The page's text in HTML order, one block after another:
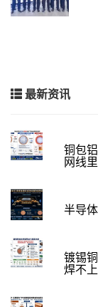
最新资讯
铜包
网线
半导
镀锡
焊不上